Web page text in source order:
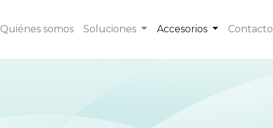
Quiénes somos Soluciones Accesorios Contacto